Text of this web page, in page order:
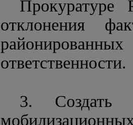
Прокуратуре
отклонения
ответственности.
3. Создать